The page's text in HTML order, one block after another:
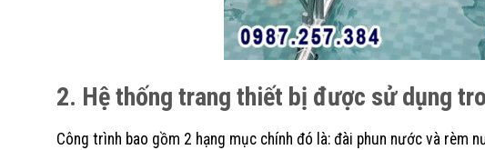
2. Hệ thống trang thiết bị được sử dụng
Công trình bao gồm 2 hạng mục chính đó là: đài phun nước và rèm